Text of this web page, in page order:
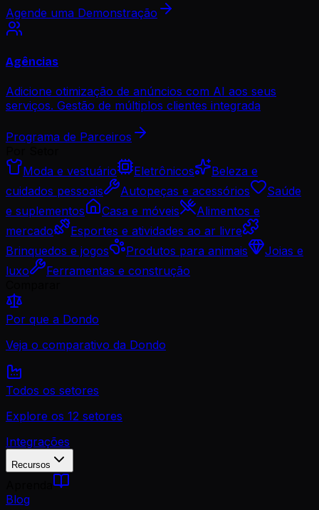
Agende uma Demonstração
Agências
Adicione otimização de anúncios com AI aos seus
serviços. Gestão de múltiplos clientes integrada
Programa de Parceiros
Moda e vestuário
Eletrônicos
Beleza e
cuidados pessoais
Autopeças e acessórios
Saúde
e suplementos
Casa e móveis
Alimentos e
mercado
Esportes e atividades ao ar livre
Brinquedos e jogos
Produtos para animais
Joias e
luxo
Ferramentas e construção
Por que a Dondo
Veja o comparativo da Dondo
Todos os setores
Explore os 12 setores
Integrações
Recursos
Blog